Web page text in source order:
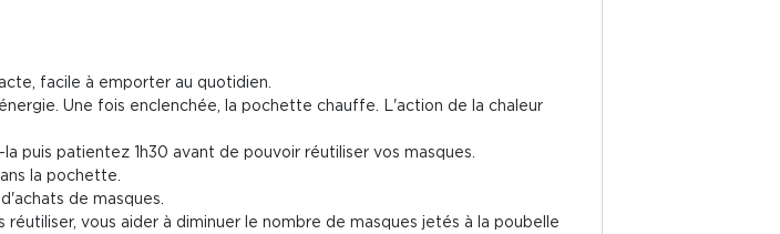
facile à emporter au quotidien.
Une fois enclenchée, la pochette chauffe. L'action de la chaleur
puis patientez 1h30 avant de pouvoir réutiliser vos masques.
la pochette.
de masques.
vous aider à diminuer le nombre de masques jetés à la poubelle